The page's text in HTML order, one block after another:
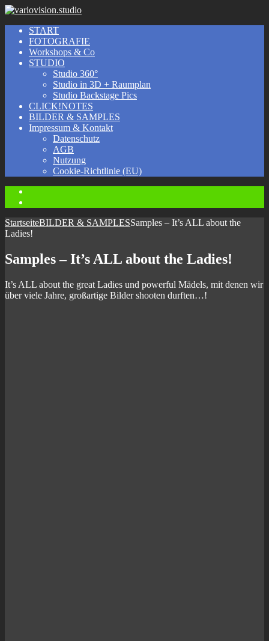
START
FOTOGRAFIE
Workshops & Co
STUDIO
Studio 360°
Studio in 3D + Raumplan
Studio Backstage Pics
CLICK!NOTES
BILDER & SAMPLES
Impressum & Kontakt
Datenschutz
AGB
Nutzung
Cookie-Richtlinie (EU)
StartseiteBILDER & SAMPLESSamples – It’s ALL about the
Ladies!
Samples – It’s ALL about the Ladies!
It’s ALL about the great Ladies und powerful Mädels, mit denen wir
über viele Jahre, großartige Bilder shooten durften…!